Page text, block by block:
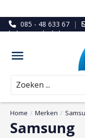
085 - 48 633 67 |
ledenvoordeel.nl
Zoeken
Home / Merken /
Samsung